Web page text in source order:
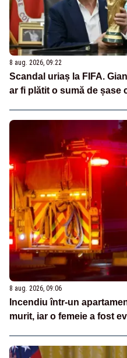
8 aug. 2026, 09:22
Scandal uriaș la FIFA.
ar fi plătit o sumă de șase
8 aug. 2026, 09:06
Incendiu într-un
murit, iar o femeie a fost